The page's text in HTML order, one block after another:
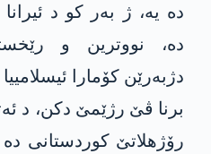
دە یە، ژ بەر کو د
دە، نووترین و
دژبەرێن کۆمارا
برنا ڤێ رژێمێ دکن، د
رۆژهلاتێ کوردستانی دە